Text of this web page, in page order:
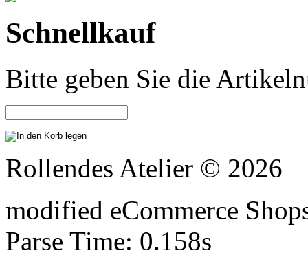
Schnellkauf
Bitte geben Sie die
Rollendes Atelier © 2026
modified eCommerce
Parse Time: 0.158s